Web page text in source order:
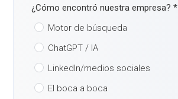
¿Cómo encontró nuestra empresa?*
Motor de búsqueda
ChatGPT / IA
LinkedIn/medios sociales
El boca a boca